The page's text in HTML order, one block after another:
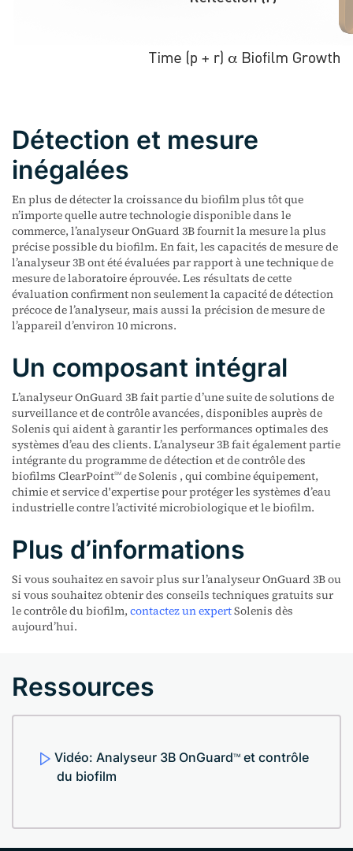
Détection et mesure
inégalées
En plus de détecter la croissance du biofilm plus tôt que
n’importe quelle autre technologie disponible dans le
commerce, l’analyseur OnGuard 3B fournit la mesure la plus
précise possible du biofilm. En fait, les capacités de mesure de
l’analyseur 3B ont été évaluées par rapport à une technique de
mesure de laboratoire éprouvée. Les résultats de cette
évaluation confirment non seulement la capacité de détection
précoce de l’analyseur, mais aussi la précision de mesure de
l’appareil d’environ 10 microns.
Un composant intégral
L’analyseur OnGuard 3B fait partie d’une suite de solutions de
surveillance et de contrôle avancées, disponibles auprès de
Solenis qui aident à garantir les performances optimales des
systèmes d’eau des clients. L’analyseur 3B fait également partie
intégrante du programme de détection et de contrôle des
biofilms ClearPointSM de Solenis , qui combine équipement,
chimie et service d'expertise pour protéger les systèmes d’eau
industrielle contre l’activité microbiologique et le biofilm.
Plus d’informations
Si vous souhaitez en savoir plus sur l’analyseur OnGuard 3B ou
si vous souhaitez obtenir des conseils techniques gratuits sur
le contrôle du biofilm, contactez un expertSolenis dès
aujourd’hui.
Ressources
Vidéo: Analyseur 3B OnGuardTM et contrôle
du biofilm